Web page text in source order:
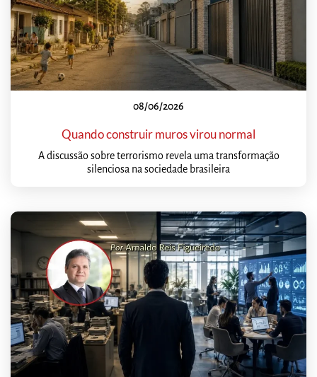
08/06/2026
Quando construir muros virou normal
A discussão sobre terrorismo revela uma transformação
silenciosa na sociedade brasileira